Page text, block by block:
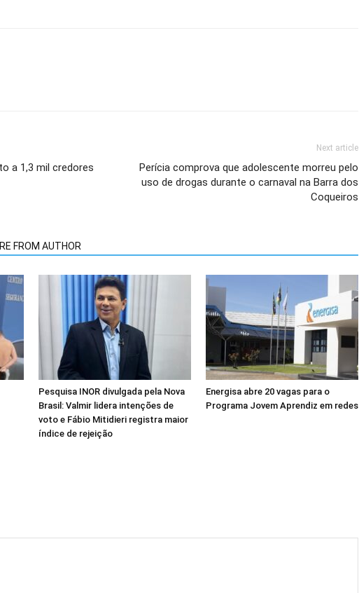
a 1,3 mil credores
Next article
Perícia comprova que adolescente morreu pelo
uso de drogas durante o carnaval na Barra dos
Coqueiros
FROM AUTHOR
Pesquisa INOR divulgada pela Nova
Brasil: Valmir lidera intenções de
voto e Fábio Mitidieri registra maior
índice de rejeição
Energisa abre 20 vagas para o
Programa Jovem Aprendiz em redes